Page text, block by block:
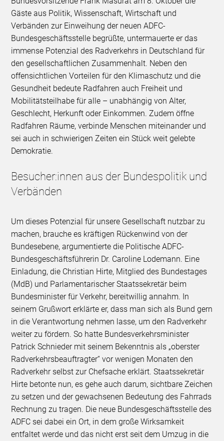
Gäste aus Politik, Wissenschaft, Wirtschaft und
Verbänden zur Einweihung der neuen ADFC-
Bundesgeschäftsstelle begrüßte, untermauerte er das
immense Potenzial des Radverkehrs in Deutschland für
den gesellschaftlichen Zusammenhalt. Neben den
offensichtlichen Vorteilen für den Klimaschutz und die
Gesundheit bedeute Radfahren auch Freiheit und
Mobilitätsteilhabe für alle – unabhängig von Alter,
Geschlecht, Herkunft oder Einkommen. Zudem öffne
Radfahren Räume, verbinde Menschen miteinander und
sei auch in schwierigen Zeiten ein Stück weit gelebte
Demokratie.
Besucher:innen aus der Bundespolitik und
Verbänden
Um dieses Potenzial für unsere Gesellschaft nutzbar zu
machen, brauche es kräftigen Rückenwind von der
Bundesebene, argumentierte die Politische ADFC-
Bundesgeschäftsführerin Dr. Caroline Lodemann. Eine
Einladung, die Christian Hirte, Mitglied des Bundestages
(MdB) und Parlamentarischer Staatssekretär beim
Bundesminister für Verkehr, bereitwillig annahm. In
seinem Grußwort erklärte er, dass man sich als Bund gern
in die Verantwortung nehmen lasse, um den Radverkehr
weiter zu fördern. So hatte Bundesverkehrsminister
Patrick Schnieder mit seinem Bekenntnis als „oberster
Radverkehrsbeauftragter“ vor wenigen Monaten den
Radverkehr selbst zur Chefsache erklärt. Staatssekretär
Hirte betonte nun, es gehe auch darum, sichtbare Zeichen
zu setzen und der gewachsenen Bedeutung des Fahrrads
Rechnung zu tragen. Die neue Bundesgeschäftsstelle des
ADFC sei dabei ein Ort, in dem große Wirksamkeit
entfaltet werde und das nicht erst seit dem Umzug in die